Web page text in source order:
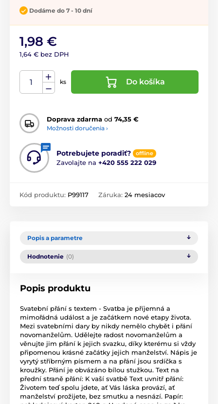
Dodáme do 7 - 10 dní
1,98 €
1,64 € bez DPH
ks Do košíka
Doprava zdarma od 74,35 €
Možnosti doručenia ›
Potrebujete poradiť? offline
Zavolajte na +420 555 222 029
Kód produktu: P99117 Záruka: 24 mesiacov
Popis a parametre
Hodnotenie (0)
Popis produktu
Svatební přání s textem - Svatba je příjemná a
mimořádná událost a je začátkem nové etapy života.
Mezi svatebními dary by nikdy nemělo chybět i přání
novomanželům. Udělejte radost novomanželům a
věnujte jim přání k jejich svazku, díky kterému si vždy
připomenou krásné začátky jejich manželství. Nápis je
vyrytý stříbrným písmem a na přání jsou srdíčka s
kroužky. Přání je obvázáno bílou stužkou. Text na
přední straně přání: K vaší svatbě Text uvnitř přání:
Životem teď spolu jdete, ať Vás láska provází, ať
manželství prožijete, bez smutku a nesnází. Papír: